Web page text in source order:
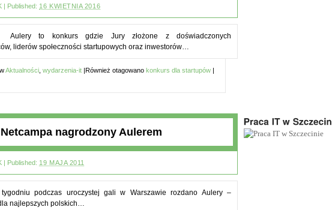
| Published: 16 KWIETNIA 2016
Aulery to konkurs gdzie Jury złożone z doświadczonych
liderów społeczności startupowych oraz inwestorów…
Aktualności wydarzenia-it |Również otagowano konkurs dla startupów |
nagrodzony Aulerem
| Published: 19 MAJA 2011
tygodniu podczas uroczystej gali w Warszawie rozdano Aulery –
najlepszych polskich…